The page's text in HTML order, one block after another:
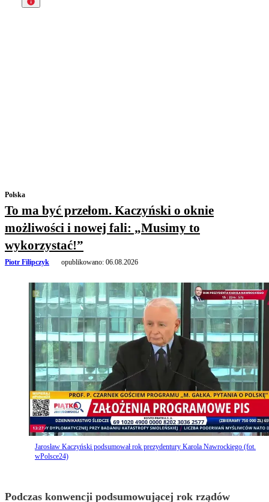
Polska
To ma być przełom. Kaczyński o oknie
możliwości i nowej fali: „Musimy to
wykorzystać!”
Piotr Filipczyk opublikowano: 06.08.2026
Jarosław Kaczyński podsumował rok prezydentury Karola Nawrockiego (fot.
wPolsce24)
Podczas konwencji podsumowującej rok rządów